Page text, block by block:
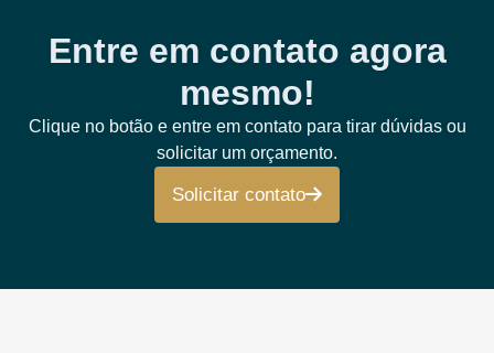
Entre em contato agora
mesmo!
Clique no botão e entre em contato para tirar dúvidas ou
solicitar um orçamento.
Solicitar contato